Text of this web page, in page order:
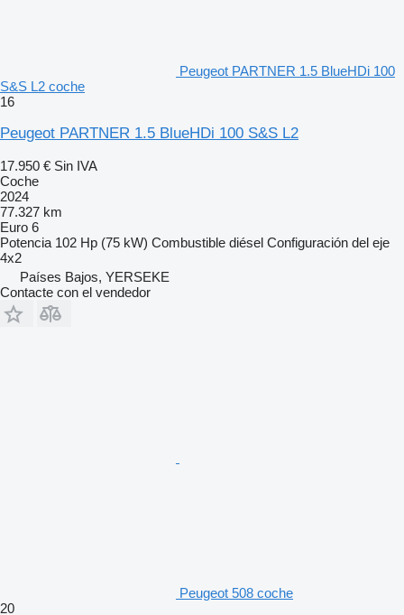
Peugeot PARTNER 1.5 BlueHDi 100
S&S L2 coche
16
Peugeot PARTNER 1.5 BlueHDi 100 S&S L2
17.950 € Sin IVA
Coche
2024
77.327 km
Euro 6
Potencia 102 Hp (75 kW) Combustible diésel Configuración del eje
4x2
Países Bajos, YERSEKE
Contacte con el vendedor
Peugeot 508 coche
20